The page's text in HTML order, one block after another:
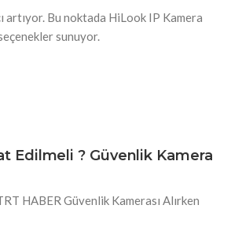
artıyor. Bu noktada HiLook IP Kamera
sunuyor.
Edilmeli ? Güvenlik Kamera
HABER Güvenlik Kamerası Alırken